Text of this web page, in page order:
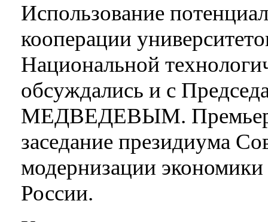
Использование
кооперации
Национальной
обсуждались и с
МЕДВЕДЕВЫМ.
заседание президиума
модернизации
России.